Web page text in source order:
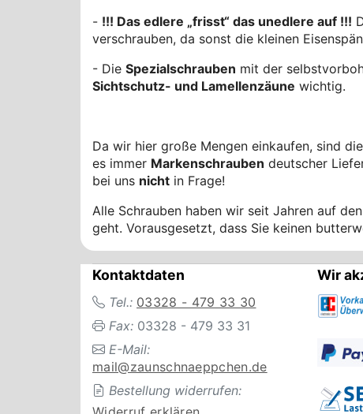
- !!! Das edlere „frisst“ das unedlere auf !!!
verschrauben, da sonst die kleinen
- Die Spezialschrauben mit der
Sichtschutz- und Lamellenzäune wichtig.
Da wir hier große Mengen einkaufen, sind
es immer Markenschrauben deutscher
bei uns nicht in Frage!
Alle Schrauben haben wir seit Jahren auf den
geht. Vorausgesetzt, dass Sie keinen
Kontaktdaten
Tel.: 03328 - 479 33 30
Fax: 03328 - 479 33 31
E-Mail:
mail@zaunschnaeppchen.de
Bestellung widerrufen:
Wir